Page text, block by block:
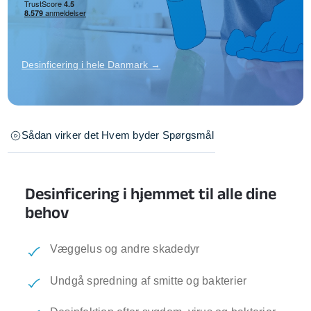
Desinficering i hele Danmark →
Sådan virker det Hvem byder Spørgsmål
Desinficering i hjemmet til alle dine
behov
Væggelus og andre skadedyr
Undgå spredning af smitte og bakterier